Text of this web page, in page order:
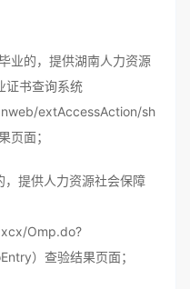
业的，提供湖南人力资源
证书查询系统
extAccessAction/sh
面；
，提供人力资源社会保障
Omp.do?
）查验结果页面；